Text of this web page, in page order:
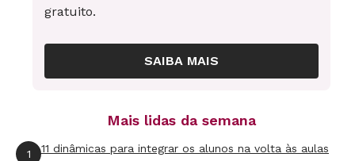
gratuito.
SAIBA MAIS
Mais lidas da semana
1 11 dinâmicas para integrar os alunos na volta às aulas